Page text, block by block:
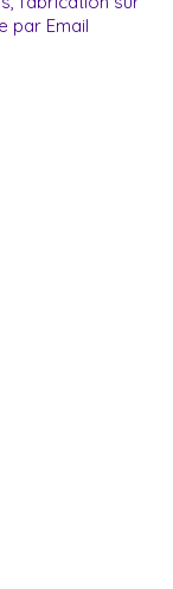
par Email